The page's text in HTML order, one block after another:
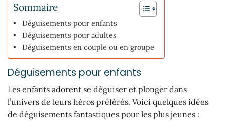
Sommaire
Déguisements pour enfants
Déguisements pour adultes
Déguisements en couple ou en groupe
Déguisements pour enfants
Les enfants adorent se déguiser et plonger dans
l’univers de leurs héros préférés. Voici quelques idées
de déguisements fantastiques pour les plus jeunes :